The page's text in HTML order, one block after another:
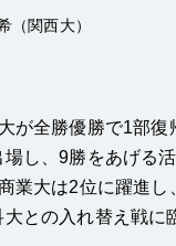
（関西大）
が全勝優勝で1部復
し、9勝をあげる
業大は2位に躍進し
との入れ替え戦に